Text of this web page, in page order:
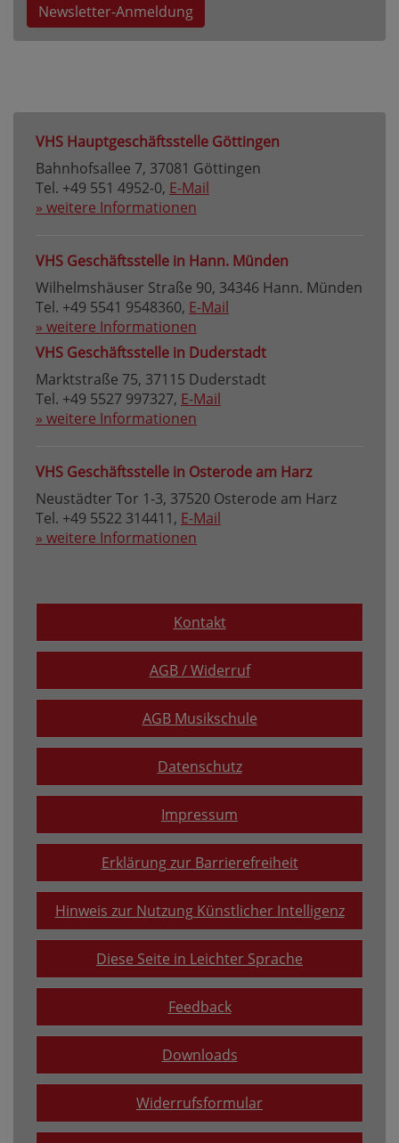
Newsletter-Anmeldung
VHS Hauptgeschäftsstelle Göttingen
Bahnhofsallee 7, 37081 Göttingen
Tel. +49 551 4952-0, E-Mail
» weitere Informationen
VHS Geschäftsstelle in Hann. Münden
Wilhelmshäuser Straße 90, 34346 Hann. Münden
Tel. +49 5541 9548360, E-Mail
» weitere Informationen
VHS Geschäftsstelle in Duderstadt
Marktstraße 75, 37115 Duderstadt
Tel. +49 5527 997327, E-Mail
» weitere Informationen
VHS Geschäftsstelle in Osterode am Harz
Neustädter Tor 1-3, 37520 Osterode am Harz
Tel. +49 5522 314411, E-Mail
» weitere Informationen
Kontakt
AGB / Widerruf
AGB Musikschule
Datenschutz
Impressum
Erklärung zur Barrierefreiheit
Hinweis zur Nutzung Künstlicher Intelligenz
Diese Seite in Leichter Sprache
Feedback
Downloads
Widerrufsformular